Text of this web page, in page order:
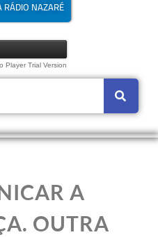
RÁDIO NAZARÉ
Player Trial Version
A
OUTRA